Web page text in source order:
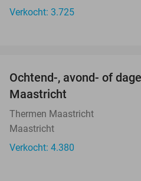
Verkocht: 3.725
Ochtend-, avond- of
Maastricht
Thermen Maastricht
Maastricht
Verkocht: 4.380